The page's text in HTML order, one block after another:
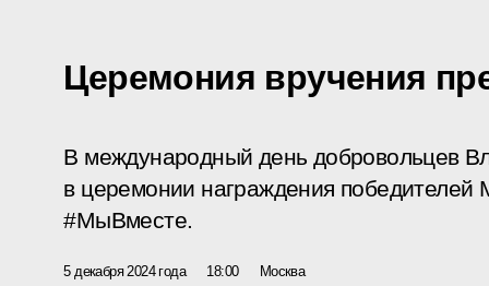
Церемония вручения
В международный день добровольцев
в церемонии награждения
#МыВместе.
5 декабря 2024 года 18:00 Москва